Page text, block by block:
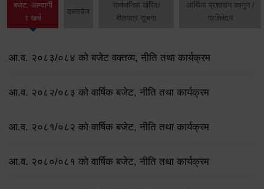
बजेट, आम्दानी
र खर्च
दस्तावेज
सार्वजनिक खरिद/
बोलपत्र सूचना
आर्थिक प्रशासन कानुन /
प्रतिवेदन
आ.व. २०८३/०८४ को बजेट वक्तव्य, नीति तथा कार्यक्रम
आ.व. २०८२/०८३ को वार्षिक बजेट, नीति तथा कार्यक्रम
आ.व. २०८१/०८२ को वार्षिक बजेट, नीति तथा कार्यक्रम
आ.व. २०८०/०८१ को वार्षिक बजेट, नीति तथा कार्यक्रम